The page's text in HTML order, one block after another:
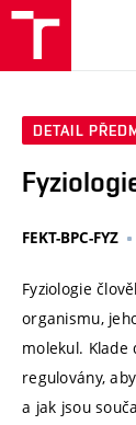
DETAIL
FEKT-BPC-FYZ
Fyziologie
organismu,
molekul. Klade
regulovány,
a jak jsou